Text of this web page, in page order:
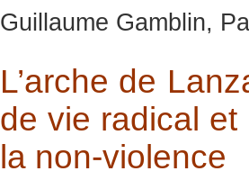
Guillaume Gamblin,
L’arche de
de vie radical
la non-violence